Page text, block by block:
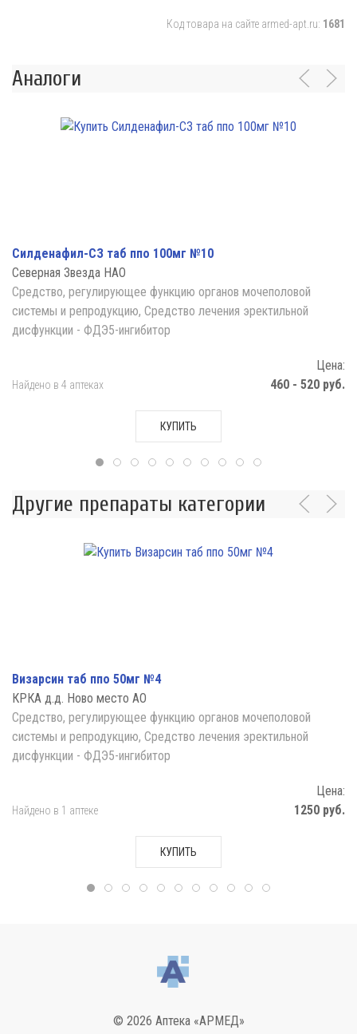
Код товара на сайте armed-apt.ru: 1681
Аналоги
Силденафил-СЗ таб ппо 100мг №10
Северная Звезда НАО
Средство, регулирующее функцию органов мочеполовой
системы и репродукцию, Средство лечения эректильной
дисфункции - ФДЭ5-ингибитор
Цена:
Найдено в 4 аптеках 460 - 520 руб.
КУПИТЬ
Другие препараты категории
Визарсин таб ппо 50мг №4
КРКА д.д. Ново место АО
Средство, регулирующее функцию органов мочеполовой
системы и репродукцию, Средство лечения эректильной
дисфункции - ФДЭ5-ингибитор
Цена:
Найдено в 1 аптеке 1250 руб.
КУПИТЬ
© 2026 Аптека «АРМЕД»